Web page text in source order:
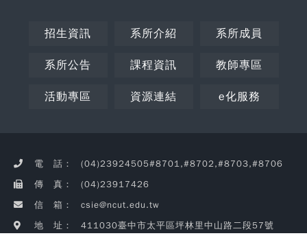
瀏
招生資訊 系所介紹 系所成員
系所公告 課程資訊 教師專區
活動專區 資源連結 e化服務
電 話：
(04)23924505#8701,#8702,#8703,#8706
傳 真：
(04)23917426
信 箱：
csie@ncut.edu.tw
地 址：
411030臺中市太平區坪林里中山路二段57號